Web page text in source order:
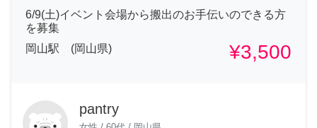
6/9(土)イベント会場から搬出のお手伝いのできる方
を募集
岡山駅 (岡山県)
¥3,500
pantry